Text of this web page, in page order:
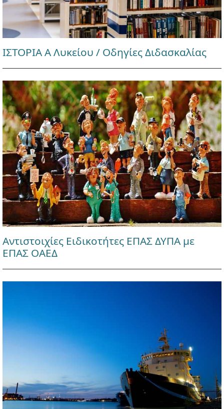
ΙΣΤΟΡΙΑ Α Λυκείου / Οδηγίες Διδασκαλίας
Αντιστοιχίες Ειδικοτήτες ΕΠΑΣ ΔΥΠΑ με
ΕΠΑΣ ΟΑΕΔ